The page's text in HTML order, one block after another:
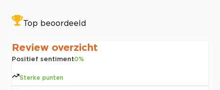
Top beoordeeld
Review overzicht
Positief sentiment0%
Sterke punten